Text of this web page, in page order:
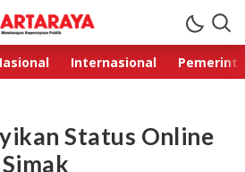
Internasional
Status Online